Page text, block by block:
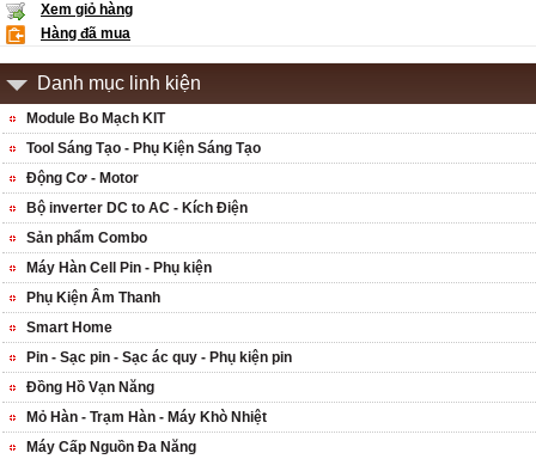
Xem giỏ hàng
Hàng đã mua
Danh mục linh kiện
Module Bo Mạch KIT
Tool Sáng Tạo - Phụ Kiện Sáng Tạo
Động Cơ - Motor
Bộ inverter DC to AC - Kích Điện
Sản phẩm Combo
Máy Hàn Cell Pin - Phụ kiện
Phụ Kiện Âm Thanh
Smart Home
Pin - Sạc pin - Sạc ác quy - Phụ kiện pin
Đồng Hồ Vạn Năng
Mỏ Hàn - Trạm Hàn - Máy Khò Nhiệt
Máy Cấp Nguồn Đa Năng